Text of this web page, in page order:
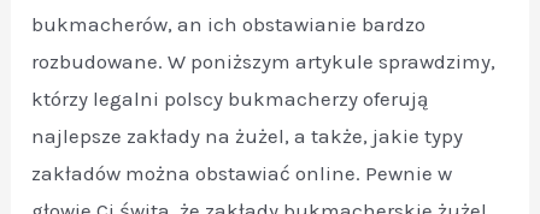
bukmacherów, an ich obstawianie bardzo
rozbudowane. W poniższym artykule sprawdzimy,
którzy legalni polscy bukmacherzy oferują
najlepsze zakłady na żużel, a także, jakie typy
zakładów można obstawiać online. Pewnie w